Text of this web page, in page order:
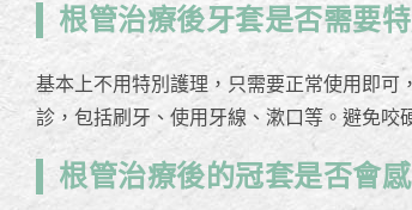
根管治療後牙套是否需要
基本上不用特別護理，只需要正常使用即
診，包括刷牙、使用牙線、漱口等。避免咬
根管治療後的冠套是否會